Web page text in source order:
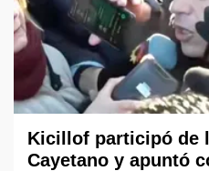
Kicillof participó de
Cayetano y apuntó